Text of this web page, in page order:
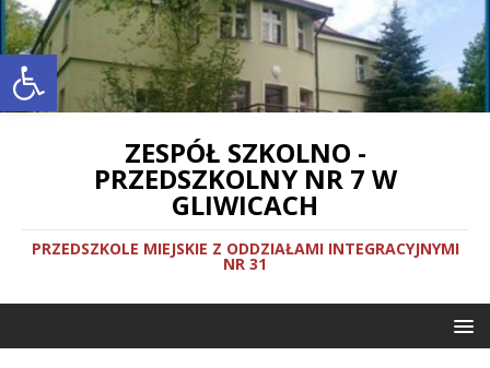
Otwórz pasek narzędzi
ZESPÓŁ SZKOLNO -
PRZEDSZKOLNY NR 7 W
GLIWICACH
PRZEDSZKOLE MIEJSKIE Z ODDZIAŁAMI INTEGRACYJNYMI
NR 31